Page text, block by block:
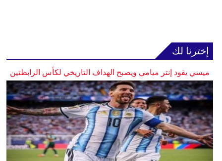
إخترنا لك
ميسي يقود إنتر ميامي ويصبح الهداف التاريخي لكأس الرابطتين